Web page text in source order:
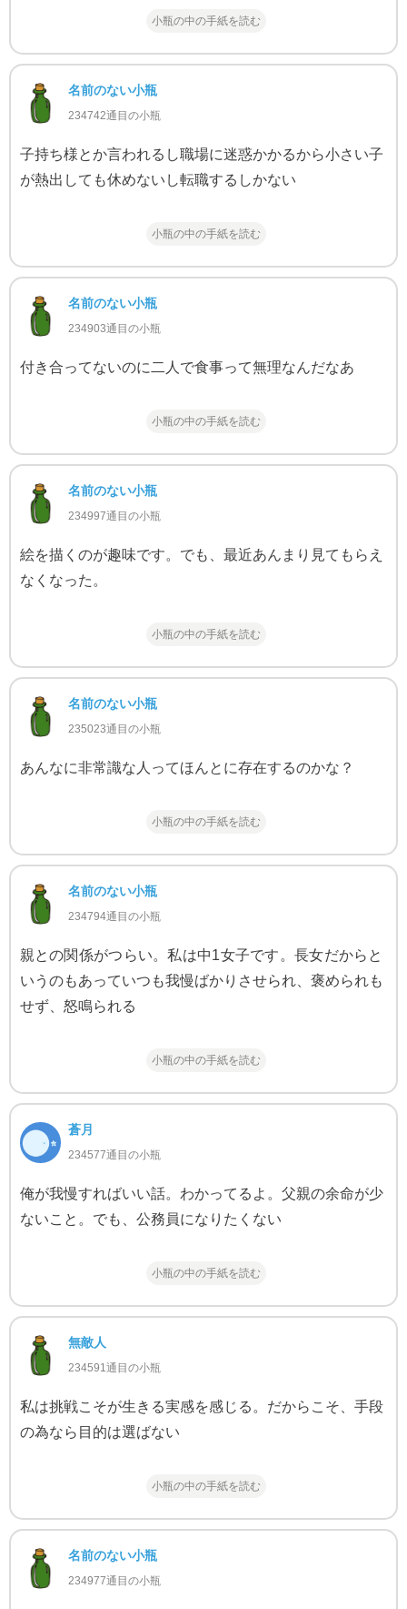
小瓶の中の手紙を読む
名前のない小瓶
234742通目の小瓶
子持ち様とか言われるし職場に迷惑かかるから小さい子
が熱出しても休めないし転職するしかない
小瓶の中の手紙を読む
名前のない小瓶
234903通目の小瓶
付き合ってないのに二人で食事って無理なんだなあ
小瓶の中の手紙を読む
名前のない小瓶
234997通目の小瓶
絵を描くのが趣味です。でも、最近あんまり見てもらえ
なくなった。
小瓶の中の手紙を読む
名前のない小瓶
235023通目の小瓶
あんなに非常識な人ってほんとに存在するのかな？
小瓶の中の手紙を読む
名前のない小瓶
234794通目の小瓶
親との関係がつらい。私は中1女子です。長女だからと
いうのもあっていつも我慢ばかりさせられ、褒められも
せず、怒鳴られる
小瓶の中の手紙を読む
蒼月
234577通目の小瓶
俺が我慢すればいい話。わかってるよ。父親の余命が少
ないこと。でも、公務員になりたくない
小瓶の中の手紙を読む
無敵人
234591通目の小瓶
私は挑戦こそが生きる実感を感じる。だからこそ、手段
の為なら目的は選ばない
小瓶の中の手紙を読む
名前のない小瓶
234977通目の小瓶